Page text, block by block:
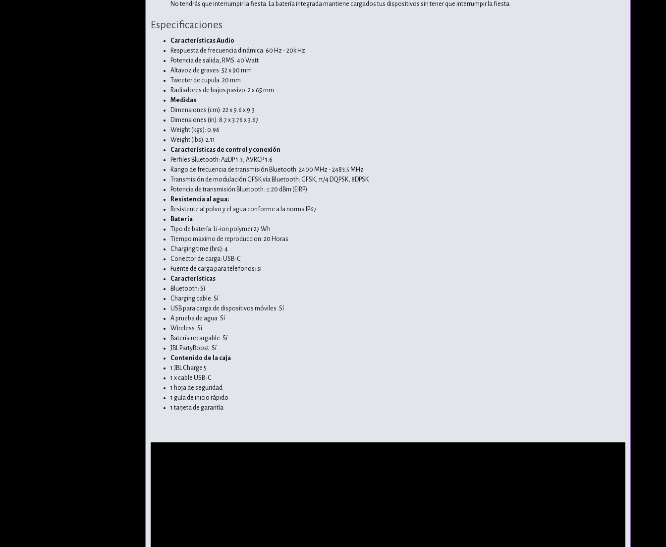
No tendrás que interrumpir la fiesta. La batería integrada mantiene cargados tus dispositivos sin tener que interrumpir la fiesta.
Especificaciones
Características Audio
Respuesta de frecuencia dinámica: 60 Hz - 20k Hz
Potencia de salida, RMS: 40 Watt
Altavoz de graves: 52 x 90 mm
Tweeter de cupula: 20 mm
Radiadores de bajos pasivo: 2 x 65 mm
Medidas
Dimensiones (cm): 22 x 9.6 x 9.3
Dimensiones (in): 8.7 x 3.76 x 3.67
Weight (kgs): 0.96
Weight (lbs): 2.11
Características de control y conexión
Perfiles Bluetooth: A2DP 1.3, AVRCP 1.6
Rango de frecuencia de transmisión Bluetooth: 2400 MHz - 2483.5 MHz
Transmisión de modulación GFSK vía Bluetooth: GFSK, π/4 DQPSK, 8DPSK
Potencia de transmisión Bluetooth: ≤ 20 dBm (EIRP)
Resistencia al agua:
Resistente al polvo y el agua conforme a la norma IP67
Batería
Tipo de batería: Li-ion polymer 27 Wh
Tiempo maximo de reproduccion: 20 Horas
Charging time (hrs): 4
Conector de carga: USB-C
Fuente de carga para telefonos: si
Características
Bluetooth: Sí
Charging cable: Sí
USB para carga de dispositivos móviles: Sí
A prueba de agua: Sí
Wireless: Sí
Batería recargable: Sí
JBL PartyBoost: Sí
Contenido de la caja
1 JBL Charge 5
1 x cable USB-C
1 hoja de seguridad
1 guía de inicio rápido
1 tarjeta de garantía